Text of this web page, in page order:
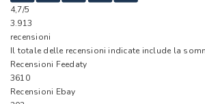
4,7/5
3.913
recensioni
Il totale delle recensioni indicate include la
Recensioni Feedaty
3610
Recensioni Ebay